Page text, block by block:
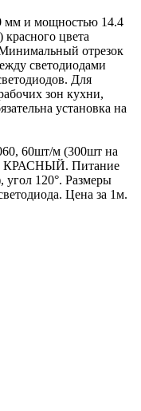
мм и мощностью 14.4
цвета
отрезок
светодиодами
Для
зон кухни,
установка на
60шт/м (300шт на
КРАСНЫЙ. Питание
120°. Размеры
Цена за 1м.